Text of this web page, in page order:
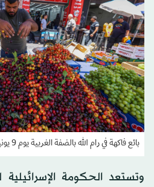
بائع فاكهة في رام الله بالضفة الغربية يوم 9 يونيو الحالي (أ.ف.ب)
وتستعد الحكومة